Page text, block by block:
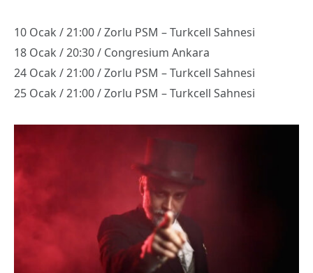
10 Ocak / 21:00 / Zorlu PSM – Turkcell Sahnesi
18 Ocak / 20:30 / Congresium Ankara
24 Ocak / 21:00 / Zorlu PSM – Turkcell Sahnesi
25 Ocak / 21:00 / Zorlu PSM – Turkcell Sahnesi